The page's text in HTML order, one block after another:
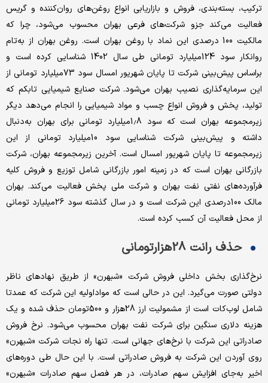
ترکیب، بسته‌‌‌بندی، فروش و بازاریابی انواع روغن‌‌‌های روان‌‌‌کننده و گریس
فعالیت می‌‌‌کند جزو شرکت‌های فرعی بهران محسوب می‌شود، چرا که
مالکیت 100 درصدی این نماد با روغن بهران است. روغن بهران از به‌تام
روانکار سود 124میلیارد تومانی طی سال 1402 شناسایی کرده است و
براساس پیش‌بینی شرکت تا پایان شهریور امسال سود 73میلیارد تومانی از
این سرمایه‌گذاری نصیب بهران می‌شود. شرکت صنایع شیمیایی تابکم که
تولید، پخش و فروش انواع چسب و مواد شیمیایی را انجام می‌‌‌دهد دیگر
زیرمجموعه بهران است که سود 1.8میلیارد تومانی برای بهران به‌دنبال
داشته و پیش‌بینی شرکت شناسایی سود 10میلیارد تومانی از این
زیرمجموعه تا پایان شهریور امسال است. آخرین زیرمجموعه بهران، شرکت
بازرگانی بهران است که در زمینه امور بازرگانی شامل توزیع و فروش کلیه
فرآورده‌‌‌های نفتی نفت بهران و شرکت ملی پخش فعالیت می‌‌‌کند. بهران
مالک 100درصدی این شرکت است و در سال گذشته سود 26میلیارد تومانی
از محل فعالیت آن کسب کرده است.
حذف رانت 28هزارتومانی
نرخ‌گذاری بخش داخلی فروش شرکت «شبهرن» از طریق نهادهای ناظر
دولتی صورت می‌گیرد. این در حالی است که مواداولیه این شرکت که عمدتا
شامل لوب‌کات است از مشمولیت ارز 28هزار و 500تومان حذف شده و یک
هزینه دلاری سنگین برای شرکت نفت بهران محسوب می‌شود. نرخ فروش
صادراتی این شرکت با نرخ‌های جهانی است. تنها راه نجات شرکت «شبهرن»
روی آوردن این شرکت به فروش صادراتی است. با این حال طی دوره‌‌‌های
اخیر به‌‌‌جای افزایش سهم صادرات، در هر فصل سهم صادرات «شبهرن»